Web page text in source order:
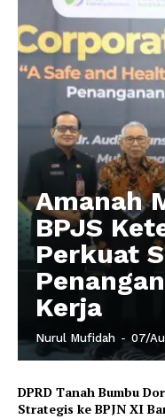
Amanah
BPJS
Perkuat
Kerja
Nurul Mufidah - 07/
DPRD Tanah Bumbu
Strategis ke BPJN XI